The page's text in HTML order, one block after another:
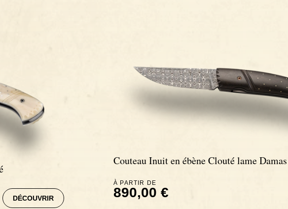
DÉCOUVRIR
Couteau Inuit en ébène Clouté lame Damas
À PARTIR DE
890,00 €